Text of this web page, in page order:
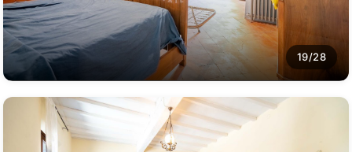
19/28